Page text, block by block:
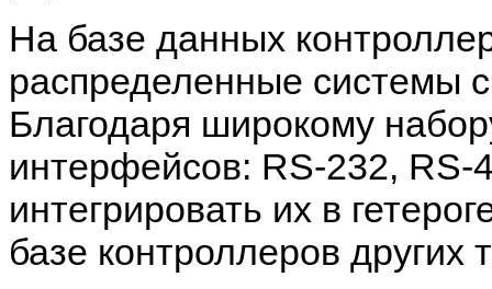
На базе данных
распределенные системы
Благодаря широкому
интерфейсов: RS-232, RS-
интегрировать их в
базе контроллеров других